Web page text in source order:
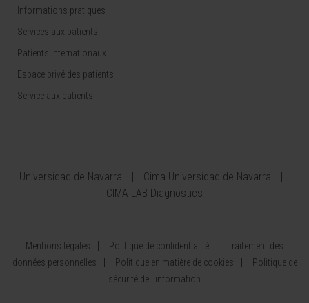
Informations pratiques
Services aux patients
Patients internationaux
Espace privé des patients
Service aux patients
Universidad de Navarra
Cima Universidad de Navarra
CIMA LAB Diagnostics
Mentions légales Politique de confidentialité
Traitement des
données personnelles
Politique en matière de cookies
Politique de
sécurité de l'information